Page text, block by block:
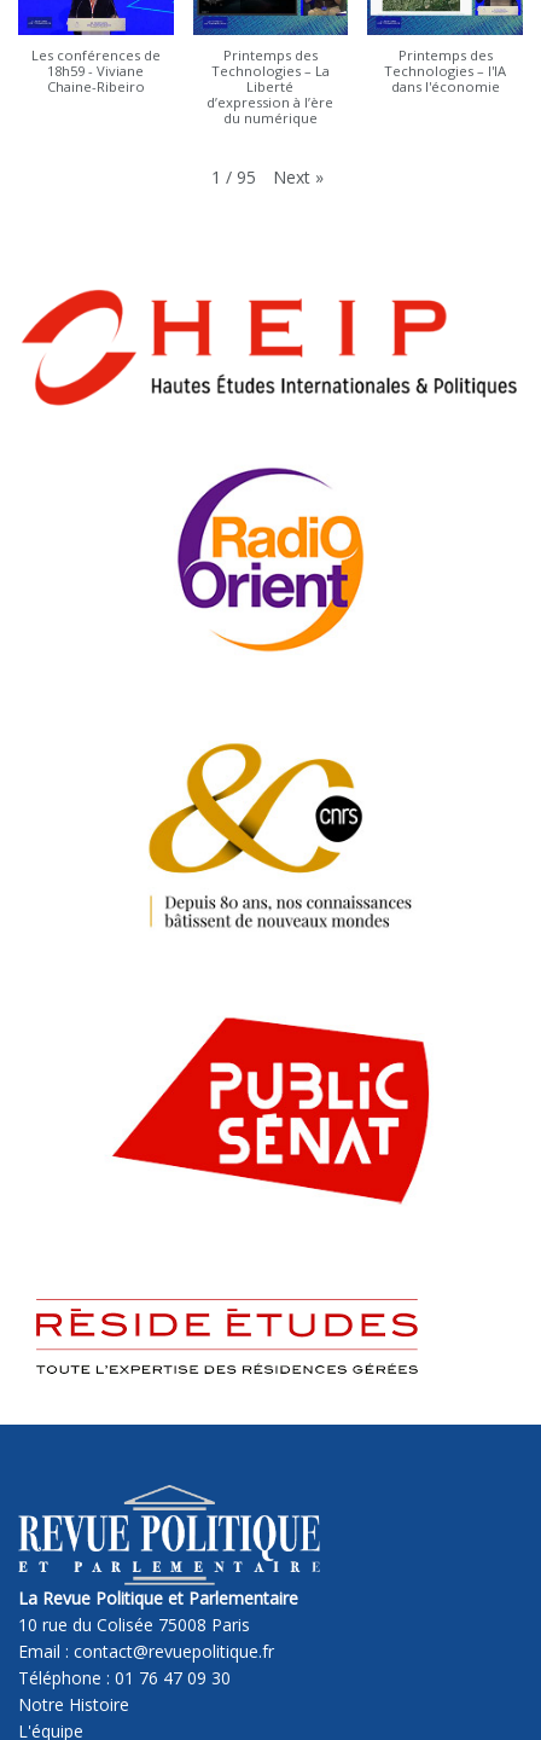
Les conférences de
18h59 - Viviane
Chaine-Ribeiro
Printemps des
Technologies – La
Liberté
d’expression à l’ère
du numérique
Printemps des
Technologies – l'IA
dans l'économie
1 / 95 Next »
La Revue Politique et Parlementaire
10 rue du Colisée 75008 Paris
Email : contact@revuepolitique.fr
Téléphone : 01 76 47 09 30
Notre Histoire
L'équipe